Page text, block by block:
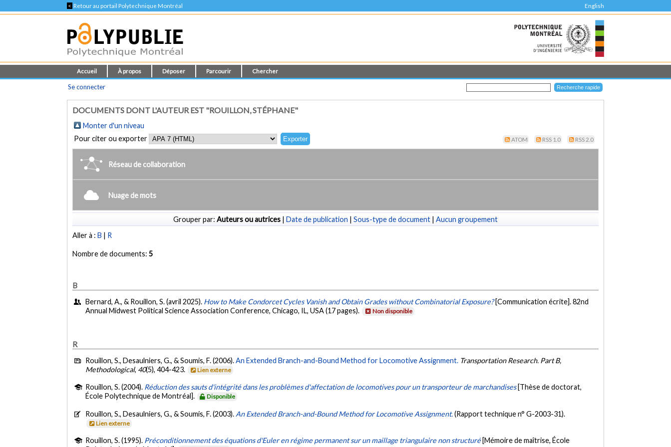
< Retour au portail Polytechnique Montréal English
Accueil À propos Déposer Parcourir Chercher
Se connecter
DOCUMENTS DONT L'AUTEUR EST "ROUILLON, STÉPHANE"
Monter d'un niveau
Pour citer ou exporter
ATOM RSS 1.0 RSS 2.0
Réseau de collaboration
Nuage de mots
Grouper par: Auteurs ou autrices | Date de publication | Sous-type de document | Aucun groupement
Aller à :B | R
Nombre de documents:5
B
Bernard, A., & Rouillon, S. (avril 2025). How to Make Condorcet Cycles Vanish and Obtain Grades without Combinatorial Exposure? [Communication écrite]. 82nd
Annual Midwest Political Science Association Conference, Chicago, IL, USA (17 pages).
Non disponible
R
Rouillon, S., Desaulniers, G., & Soumis, F. (2006).An Extended Branch-and-Bound Method for Locomotive Assignment. Transportation Research. Part B,
Methodological, 40(5), 404-423. Lien externe
Rouillon, S. (2004). Réduction des sauts d'intégrité dans les problèmes d'affectation de locomotives pour un transporteur de marchandises [Thèse de doctorat,
École Polytechnique de Montréal].
Disponible
Rouillon, S., Desaulniers, G., & Soumis, F. (2003). An Extended Branch-and-Bound Method for Locomotive Assignment.(Rapport technique n° G-2003-31).
Lien externe
Rouillon, S. (1995). Préconditionnement des équations d'Euler en régime permanent sur un maillage triangulaire non structuré [Mémoire de maîtrise, École